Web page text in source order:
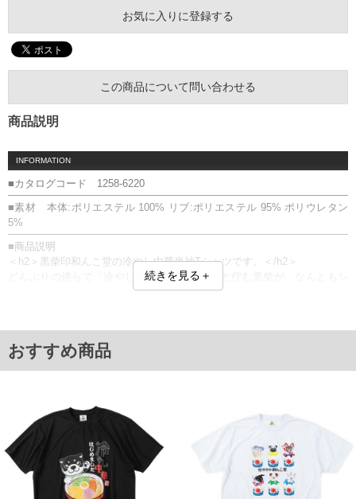
お気に入りに登録する
この商品について問い合わせる
商品説明
INFORMATION
■カタログコード 1258-6220
■素材 本体:ポリエステル 100% リブ:ポリエステル 95% ポリウレタン
5%
■商品説明
＜h2＞黒柴印和んこ堂の冷やし中華半袖Tシャツです。＜/h2＞
どんぶりの傍らで「冷やし中華始めました」と佇む黒柴が、なんともシ
ュールで愛らしいデザイン。
若干の透け感がありますので、インナーの使用をお勧めします。
3L/130/78/130/58/24
4L/140/80/140/60/25
5L/150/82/150/62/26
6L/160/84/160/64/27
8L/180/88/180/68/29
単位はcm
続きを見る＋
おすすめ商品